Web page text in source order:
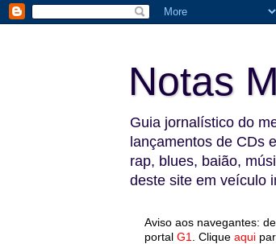
Notas
Guia jornalístico do
lançamentos de CDs
rap, blues, baião,
deste site em veículo
Aviso aos navegantes:
portal G1 Clique aqui